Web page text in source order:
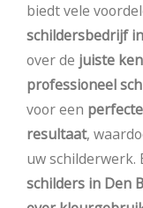
biedt vele
schildersbedrijf
over de juiste
professioneel
voor een
resultaat,
uw schilderwerk.
schilders in Den